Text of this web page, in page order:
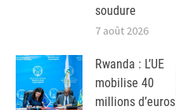
soudure
7 août 2026
Rwanda : L’UE
mobilise 40
millions d’euros